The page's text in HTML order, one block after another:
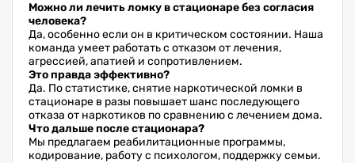
Можно ли лечить ломку в стационаре без согласия
человека?
Да, особенно если он в критическом состоянии. Наша
команда умеет работать с отказом от лечения,
агрессией, апатией и сопротивлением.
Это правда эффективно?
Да. По статистике, снятие наркотической ломки в
стационаре в разы повышает шанс последующего
отказа от наркотиков по сравнению с лечением дома.
Что дальше после стационара?
Мы предлагаем реабилитационные программы,
кодирование, работу с психологом, поддержку семьи.